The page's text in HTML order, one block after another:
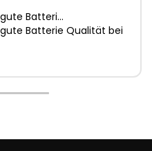
Batteri…
Batterie Qualität bei